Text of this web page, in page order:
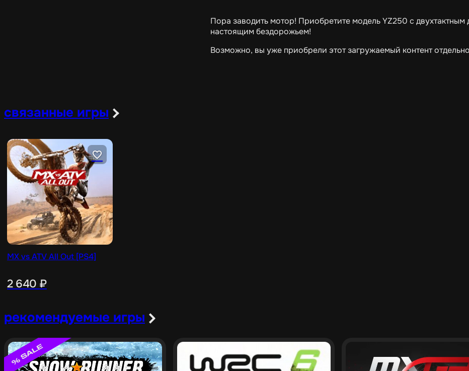
Пора заводить мотор! Приобретите модель YZ250 с двухтактным
настоящим бездорожьем!
Возможно, вы уже приобрели этот загружаемый контент
связанные игры
MX vs ATV All Out [PS4]
2 640 ₽
рекомендуемые игры